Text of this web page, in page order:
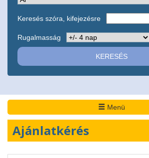
Keresés szóra, kifejezésre
Rugalmasság
Menü
Ajánlatkérés